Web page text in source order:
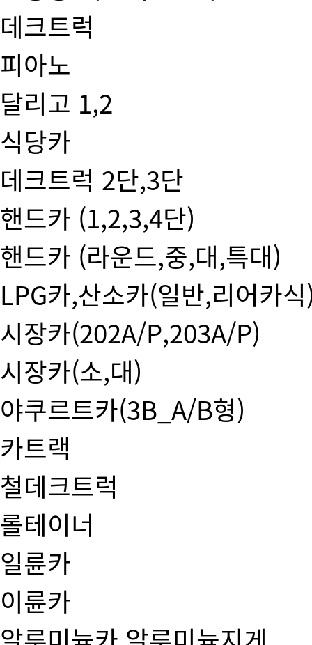
데크트럭
피아노
달리고 1,2
식당카
데크트럭 2단,3단
핸드카 (1,2,3,4단)
핸드카 (라운드,중,대,특대)
LPG카,산소카(일반,리어카
시장카(202A/P,203A/P)
시장카(소,대)
야쿠르트카(3B_A/B형)
카트랙
철데크트럭
롤테이너
일륜카
이륜카